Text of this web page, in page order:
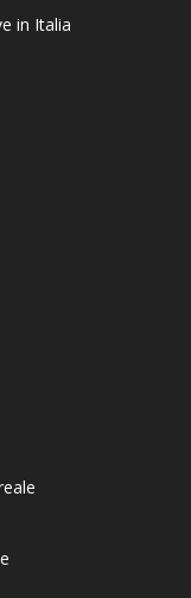
in Italia